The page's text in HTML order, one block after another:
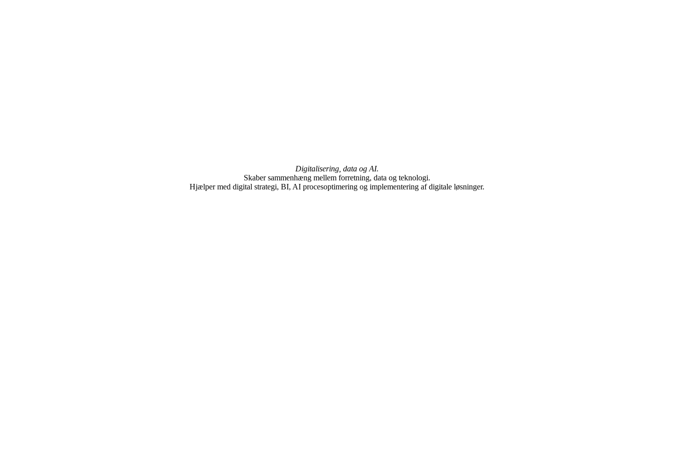
Digitalisering, data og AI.
Skaber sammenhæng mellem forretning, data og teknologi.
Hjælper med digital strategi, BI, AI procesoptimering og implementering af digitale løsninger.